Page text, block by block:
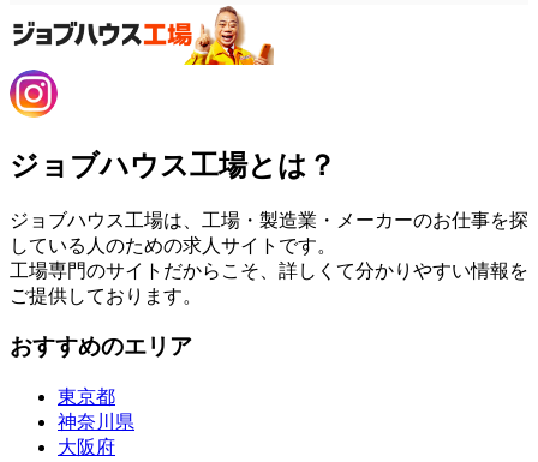
ジョブハウス工場とは？
ジョブハウス工場は、工場・製造業・メーカーのお仕事を探
している人のための求人サイトです。
工場専門のサイトだからこそ、詳しくて分かりやすい情報を
ご提供しております。
おすすめのエリア
東京都
神奈川県
大阪府